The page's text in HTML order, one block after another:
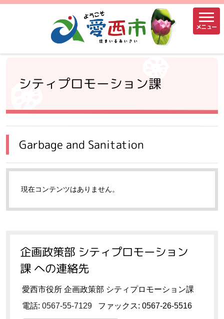
メニュー
シティプロモーション課
Garbage and Sanitation
現在コンテンツはありません。
企画政策部 シティプロモーション
課 への連絡先
愛西市役所 企画政策部 シティプロモーション課
電話: 0567-55-7129 ファックス: 0567-26-5516